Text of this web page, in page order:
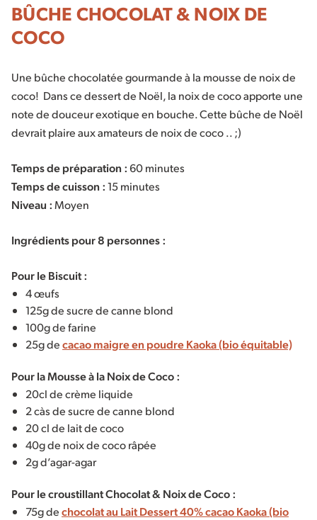
BÛCHE CHOCOLAT & NOIX DE
COCO
Une bûche chocolatée gourmande à la mousse de noix de
coco! Dans ce dessert de Noël, la noix de coco apporte une
note de douceur exotique en bouche. Cette bûche de Noël
devrait plaire aux amateurs de noix de coco .. ;)
Temps de préparation :60 minutes
Temps de cuisson :15 minutes
Niveau :Moyen
Ingrédients pour 8 personnes :
Pour le Biscuit :
4 œufs
125g de sucre de canne blond
100g de farine
25g decacao maigre en poudre Kaoka (bio équitable)
Pour la Mousse à la Noix de Coco :
20cl de crème liquide
2 càs de sucre de canne blond
20 cl de lait de coco
40g de noix de coco râpée
2g d’agar-agar
Pour le croustillant Chocolat & Noix de Coco :
75g dechocolat au Lait Dessert 40% cacao Kaoka (bio